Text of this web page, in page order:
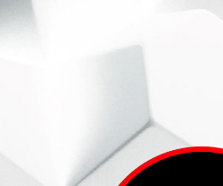
ВИННЫЙ СКЛАД